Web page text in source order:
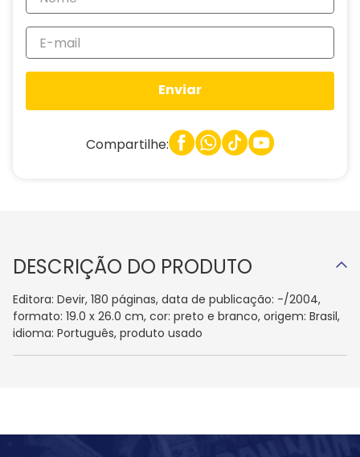
Enviar
Compartilhe:
DESCRIÇÃO DO PRODUTO
Editora: Devir, 180 páginas, data de publicação: -/2004,
formato: 19.0 x 26.0 cm, cor: preto e branco, origem: Brasil,
idioma: Português, produto usado